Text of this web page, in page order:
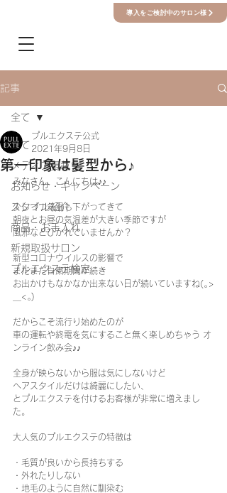
導入をご検討中のサロン様
記事
全て
メディア掲載
お知らせ・キャンペーン
スタイル紹介
商品・お手入れ
新規取扱サロン
プルエクステ検定
全て
第一印象は髪型から♪
プルエクステ公式
2021年9月8日
みなさん、こんにちは♪♪
少しづつ気温も下がってきて
朝夜とお昼の気温差が大きい季節ですが
風邪などひかれていませんか？
新型コロナウイルスの影響で
まだまだ自粛期間が続き
お出かけもなかなか出来ない日が続いていますね(｡>
＿<｡)
だからこそ流行り始めたのが
車の運転や終電を気にすること無く楽しめちゃう オ
ンライン飲み会♪♪
全身が映らないから服は気にしないけど
ヘアスタイルだけは綺麗にしたい、
とプルエクステを付けるお客様が非常に増えまし
た。
大人気のプルエクステの特徴は
・毛質が良いから長持ちする
・外れたりしない
・地毛のように自然に馴染む